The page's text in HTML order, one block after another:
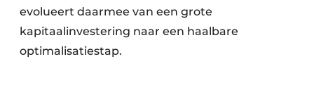
evolueert daarmee van een grote
kapitaalinvestering naar een haalbare
optimalisatiestap.